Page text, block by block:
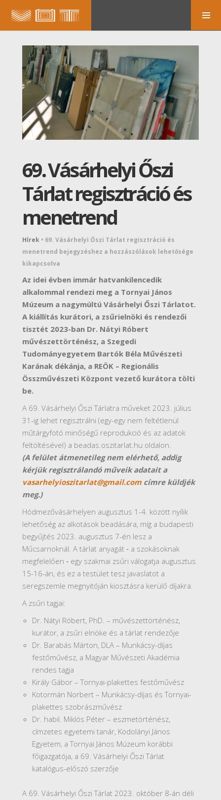
69. Vásárhelyi Őszi
Tárlat regisztráció és
menetrend
Hírek• 69. Vásárhelyi Őszi Tárlat regisztráció és
menetrend bejegyzéshez a hozzászólások lehetősége
kikapcsolva
Az idei évben immár hatvankilencedik
alkalommal rendezi meg a Tornyai János
Múzeum a nagymúltú Vásárhelyi Őszi Tárlatot.
A kiállítás kurátori, a zsűrielnöki és rendezői
tisztét 2023-ban Dr. Nátyi Róbert
művészettörténész, a Szegedi
Tudományegyetem Bartók Béla Művészeti
Karának dékánja, a REÖK – Regionális
Összművészeti Központ vezető kurátora tölti
be.
A 69. Vásárhelyi Őszi Tárlatra műveket 2023. július
31-ig lehet regisztrálni (egy-egy nem feltétlenül
műtárgyfotó minőségű reprodukció és az adatok
feltöltésével) a beadas.oszitarlat.hu oldalon.
(A felület átmenetileg nem elérhető, addig
kérjük regisztrálandó műveik adatait a
vasarhelyioszitarlat@gmail.comcímre küldjék
meg.)
Hódmezővásárhelyen augusztus 1-4. között nyílik
lehetőség az alkotások beadására, míg a budapesti
begyűjtés 2023. augusztus 7-én lesz a
Műcsarnoknál. A tárlat anyagát ‑ a szokásoknak
megfelelően ‑ egy szakmai zsűri válogatja augusztus
15-16-án, és ez a testület tesz javaslatot a
seregszemle megnyitóján kiosztásra kerülő díjakra.
A zsűri tagjai:
Dr. Nátyi Róbert, PhD. – művészettörténész,
kurátor, a zsűri elnöke és a tárlat rendezője
Dr. Barabás Márton, DLA – Munkácsy-díjas
festőművész, a Magyar Művészeti Akadémia
rendes tagja
Király Gábor – Tornyai-plakettes festőművész
Kotormán Norbert – Munkácsy-díjas és Tornyai-
plakettes szobrászművész
Dr. habil. Miklós Péter – eszmetörténész,
címzetes egyetemi tanár, Kodolányi János
Egyetem, a Tornyai János Múzeum korábbi
főigazgatója, a 69. Vásárhelyi Őszi Tárlat
katalógus-előszó szerzője
A 69. Vásárhelyi Őszi Tárlat 2023. október 8-án déli